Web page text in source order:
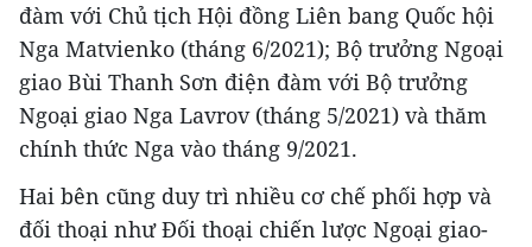
đàm với Chủ tịch Hội đồng Liên bang Quốc hội
Nga Matvienko (tháng 6/2021); Bộ trưởng Ngoại
giao Bùi Thanh Sơn điện đàm với Bộ trưởng
Ngoại giao Nga Lavrov (tháng 5/2021) và thăm
chính thức Nga vào tháng 9/2021.
Hai bên cũng duy trì nhiều cơ chế phối hợp và
đối thoại như Đối thoại chiến lược Ngoại giao-